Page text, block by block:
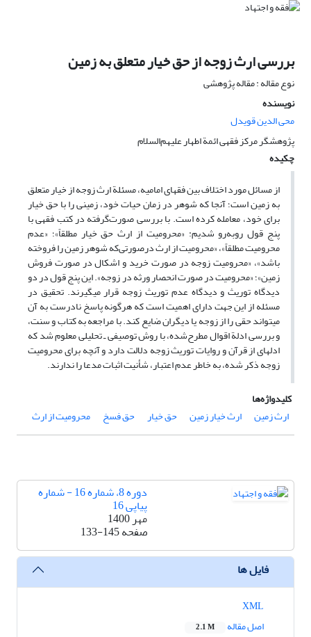
بررسی ارث زوجه از حق خیار متعلق به زمین
نوع مقاله : مقاله پژوهشی
نویسنده
محی الدین قویدل
پژوهشگر مرکز فقهی ائمة اطهار علیهم‌السلام
چکیده
از مسائل مورد اختلاف بین فقهای امامیه، مسئلة ارث زوجه از خیار متعلق
به زمین است؛ آنجا که شوهر در زمان حیات خود، زمینی را با حق خیار
برای خود، معامله کرده است. با بررسی­ صورت‌گرفته در کتب فقهی با
پنج قول روبه‌رو شدیم: «محرومیت از ارث حق خیار مطلقاً»؛ «عدم
محرومیت مطلقاً»، «محرومیت از ارث در‌صورتی‌‌که شوهر زمین را فروخته
باشد»، «محرومیت زوجه در صورت خرید و اشکال در صورت فروش
زمین»؛ «محرومیت در صورت انحصار ورثه در زوجه». این پنج قول در دو
دیدگاه توریث و دیدگاه عدم توریث زوجه قرار می­گیرند. تحقیق در
مسئله از این جهت دارای اهمیت است که هر‌گونه پاسخ نادرست به آن
می­تواند حقی را از زوجه یا دیگران ضایع کند. با مراجعه به کتاب و سنت،
و بررسی ادلة اقوال مطرح‌شده، با روش توصیفی ـ تحلیلی معلوم شد که
ادله­­ای از قرآن و روایات توریث زوجه دلالت دارد و آن­چه برای محرومیت
زوجه ذکر شده، به خاطر عدم اعتبار، شأنیت اثبات مدعا را ندارند.
کلیدواژه‌ها
ارث زمین
ارث خیار زمین حق خیار حق فسخ محرومیت از ارث
دوره 8، شماره 16 - شماره
پیاپی 16
مهر 1400
صفحه133-145
فایل ها
اصل مقاله
2.1 M